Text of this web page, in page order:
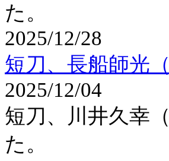
た。
2025/12/28
短刀、長船師光
2025/12/04
短刀、川井久幸
た。